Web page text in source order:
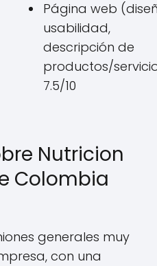
Página web
usabilidad,
descripción de
productos/
7.5/10
Nutricion
Colombia
generales muy
con una